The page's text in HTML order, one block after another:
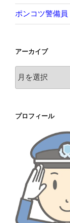
ポンコツ警備員
アーカイブ
ー
ブ
プロフィール